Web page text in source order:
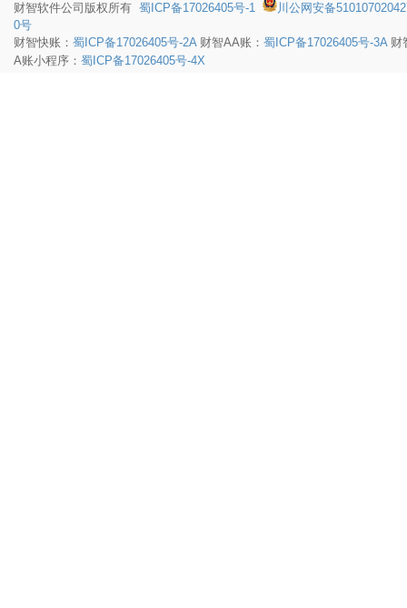
财智软件公司版权所有 蜀ICP备17026405号-1
川公网安备
0号
财智快账： 蜀ICP备17026405号-2A财智AA账： 蜀ICP备17026405号-3A财
A账小程序： 蜀ICP备17026405号-4X